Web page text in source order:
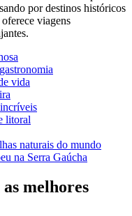
por destinos históricos
viagens
vida
litoral
naturais do mundo
na Serra Gaúcha
melhores